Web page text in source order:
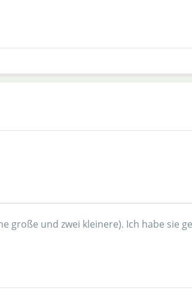
große und zwei kleinere). Ich habe sie